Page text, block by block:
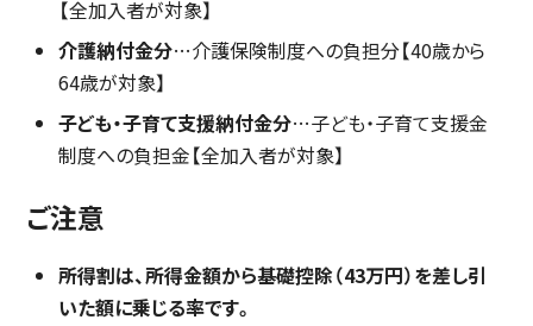
【全加入者が対象】
介護納付金分…介護保険制度への負担分【40歳から
64歳が対象】
子ども・子育て支援納付金分…子ども・子育て支援金
制度への負担金【全加入者が対象】
ご注意
所得割は、所得金額から基礎控除（43万円）を差し引
いた額に乗じる率です。